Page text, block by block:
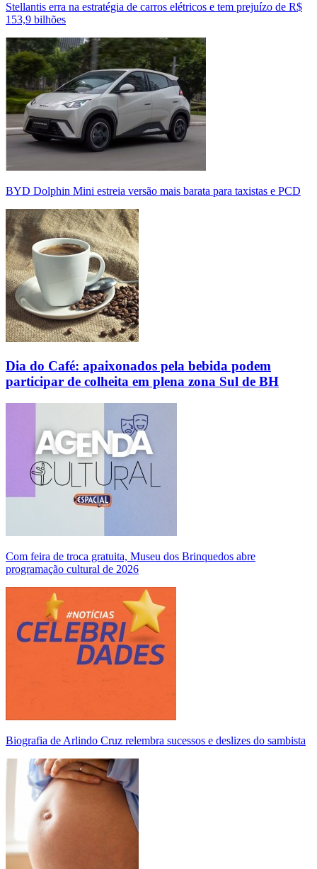
Stellantis erra na estratégia de carros elétricos e tem prejuízo de R$
153,9 bilhões
BYD Dolphin Mini estreia versão mais barata para taxistas e PCD
Dia do Café: apaixonados pela bebida podem
participar de colheita em plena zona Sul de BH
Com feira de troca gratuita, Museu dos Brinquedos abre
programação cultural de 2026
Biografia de Arlindo Cruz relembra sucessos e deslizes do sambista